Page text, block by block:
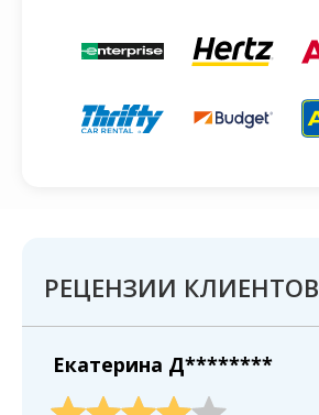
РЕЦЕНЗИИ КЛИЕНТОВ
Екатерина Д********